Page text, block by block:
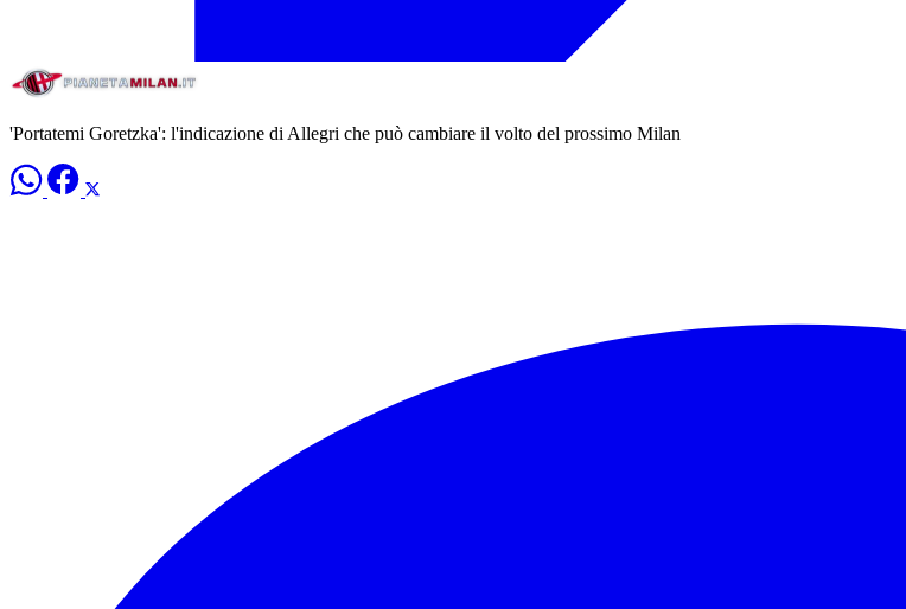
'Portatemi Goretzka': l'indicazione di Allegri che può cambiare il volto del prossimo Milan